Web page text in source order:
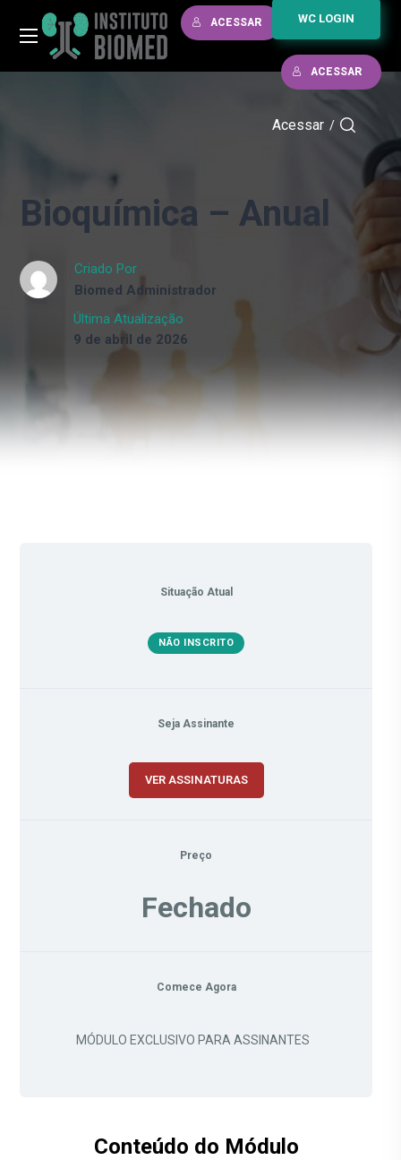
ACESSAR WC LOGIN
ACESSAR
Acessar /
Bioquímica – Anual
Criado Por
Biomed Administrador
Última Atualização
9 de abril de 2026
Situação Atual
NÃO INSCRITO
Seja Assinante
VER ASSINATURAS
Preço
Fechado
Comece Agora
MÓDULO EXCLUSIVO PARA ASSINANTES
Conteúdo do Módulo